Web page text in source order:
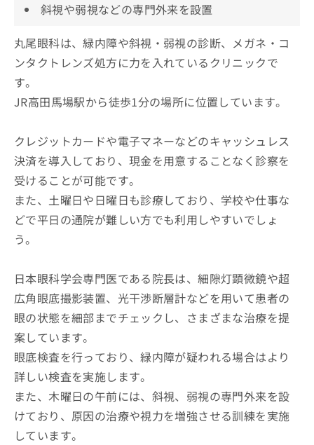
斜視や弱視などの専門外来を設置
丸尾眼科は、緑内障や斜視・弱視の診断、メガネ・コ
ンタクトレンズ処方に力を入れているクリニックで
す。
JR高田馬場駅から徒歩1分の場所に位置しています。
クレジットカードや電子マネーなどのキャッシュレス
決済を導入しており、現金を用意することなく診察を
受けることが可能です。
また、土曜日や日曜日も診療しており、学校や仕事な
どで平日の通院が難しい方でも利用しやすいでしょ
う。
日本眼科学会専門医である院長は、細隙灯顕微鏡や超
広角眼底撮影装置、光干渉断層計などを用いて患者の
眼の状態を細部までチェックし、さまざまな治療を提
案しています。
眼底検査を行っており、緑内障が疑われる場合はより
詳しい検査を実施します。
また、木曜日の午前には、斜視、弱視の専門外来を設
けており、原因の治療や視力を増強させる訓練を実施
しています。